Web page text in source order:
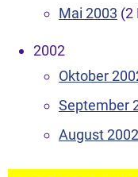
Mai 2003 (2
2002
Oktober
September
August 2002